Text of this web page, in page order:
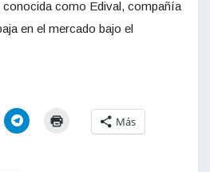
conocida como Edival, compañía
en el mercado bajo el
Más